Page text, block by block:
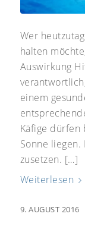
Wer
halten
Auswirkung
einem
Käfige
Sonne
zusetzen. […]
Weiterlesen
9. AUGUST 2016